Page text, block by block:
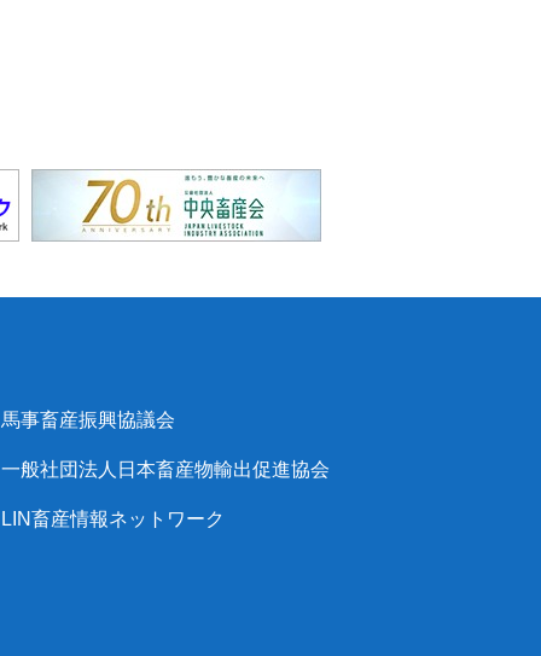
馬事畜産振興協議会
一般社団法人日本畜産物輸出促進協会
LIN畜産情報ネットワーク